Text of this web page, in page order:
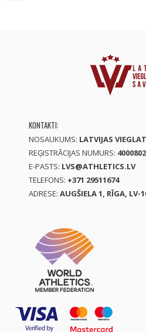
KONTAKTI:
NOSAUKUMS: LATVIJAS
REĢISTRĀCIJAS NUMURS:
E-PASTS: LVS@ATHLETICS.LV
TELEFONS: +371 29511674
ADRESE: AUGŠIELA 1, RĪGA, LV-